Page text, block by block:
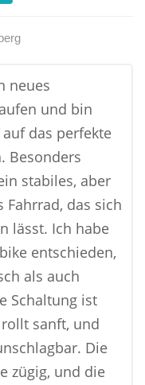
neues
und bin
das perfekte
Besonders
stabiles, aber
Fahrrad, das sich
lässt. Ich habe
entschieden,
als auch
Schaltung ist
rollt sanft, und
Die
zügig, und die